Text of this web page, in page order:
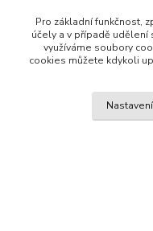
Zboží zařazeno v
Pro základní funkčnost,
účely a v případě
využíváme soubory
cookies můžete kdykoli
Nastavení